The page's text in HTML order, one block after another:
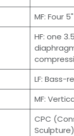
MF: Four
HF: one
LF: Bass-
MF:
CPC